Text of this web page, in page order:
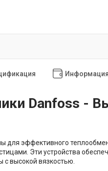
Danfoss -
для эффективного
Эти устройства
с высокой вязкостью.